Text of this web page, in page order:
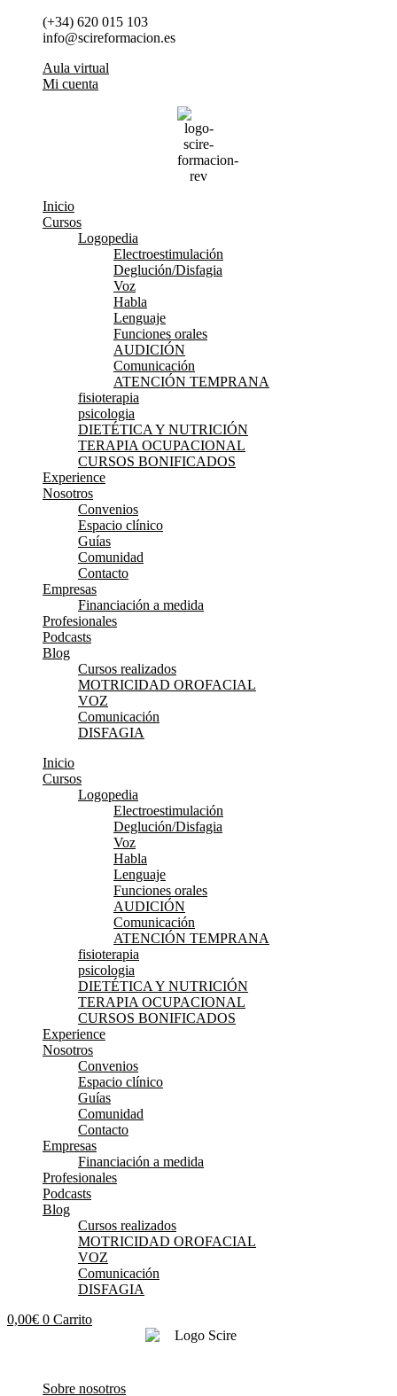
(+34) 620 015 103
info@scireformacion.es
Aula virtual
Mi cuenta
Inicio
Cursos
Logopedia
Electroestimulación
Deglución/Disfagia
Voz
Habla
Lenguaje
Funciones orales
AUDICIÓN
Comunicación
ATENCIÓN TEMPRANA
fisioterapia
psicologia
DIETÉTICA Y NUTRICIÓN
TERAPIA OCUPACIONAL
CURSOS BONIFICADOS
Experience
Nosotros
Convenios
Espacio clínico
Guías
Comunidad
Contacto
Empresas
Financiación a medida
Profesionales
Podcasts
Blog
Cursos realizados
MOTRICIDAD OROFACIAL
VOZ
Comunicación
DISFAGIA
Inicio
Cursos
Logopedia
Electroestimulación
Deglución/Disfagia
Voz
Habla
Lenguaje
Funciones orales
AUDICIÓN
Comunicación
ATENCIÓN TEMPRANA
fisioterapia
psicologia
DIETÉTICA Y NUTRICIÓN
TERAPIA OCUPACIONAL
CURSOS BONIFICADOS
Experience
Nosotros
Convenios
Espacio clínico
Guías
Comunidad
Contacto
Empresas
Financiación a medida
Profesionales
Podcasts
Blog
Cursos realizados
MOTRICIDAD OROFACIAL
VOZ
Comunicación
DISFAGIA
0,00€ 0 Carrito
Sobre nosotros